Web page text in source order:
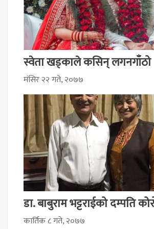
स्वेता खड्काले कसिन् लगनगाँठो
मंसिर २२ गते, २०७७
डा. बाबुराम भट्टराईको दम्पति
कार्तिक ८ गते, २०७७